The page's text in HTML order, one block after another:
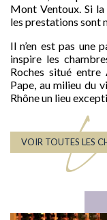
Mont Ventoux. Si
les prestations sont
Il n’en est pas une
inspire les
Roches situé entre
Pape, au milieu du
Rhône un lieu
VOIR TOUTES LES